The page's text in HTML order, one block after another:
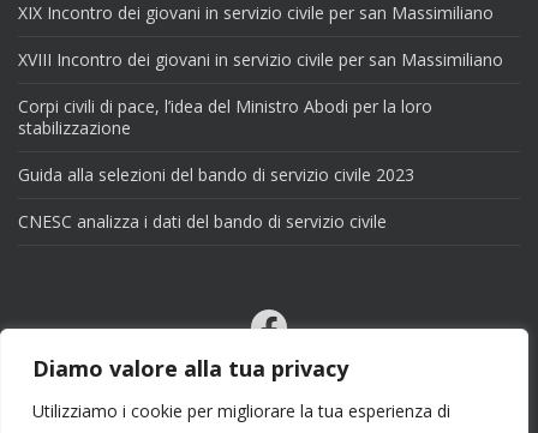
Diamo valore alla tua privacy
Utilizziamo i cookie per migliorare la tua esperienza di
XIX Incontro dei giovani in servizio civile per san Massimiliano
XVIII Incontro dei giovani in servizio civile per san Massimiliano
Corpi civili di pace, l’idea del Ministro Abodi per la loro
stabilizzazione
Guida alla selezioni del bando di servizio civile 2023
CNESC analizza i dati del bando di servizio civile
Facebook
Email
X